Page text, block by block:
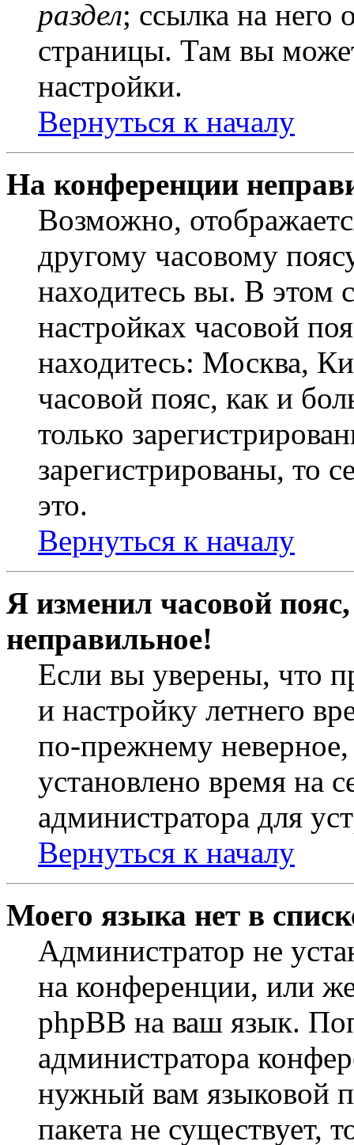
раздел; ссылка на него
страницы. Там вы
настройки.
Вернуться к началу
На конференции
Возможно,
другому часовому
находитесь вы. В этом
настройках часовой
находитесь: Москва,
часовой пояс, как и
только
зарегистрированы, то
это.
Вернуться к началу
Я изменил часовой
неправильное!
Если вы уверены, что
и настройку летнего
по-прежнему неверное,
установлено время на
администратора для
Вернуться к началу
Моего языка нет в
Администратор не
на конференции, или
phpBB на ваш язык.
администратора
нужный вам языковой
пакета не существует,